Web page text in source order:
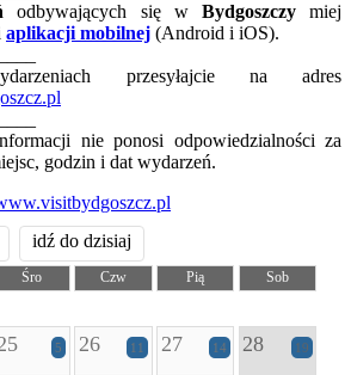
odbywających się w Bydgoszczymiej
aplikacji mobilnej (Android i iOS).
przesyłajcie na adres
nie ponosi odpowiedzialności za
godzin i dat wydarzeń.
idź do dzisiaj
Śro Czw Pią
Sob
5 26 11 27 14 28 19